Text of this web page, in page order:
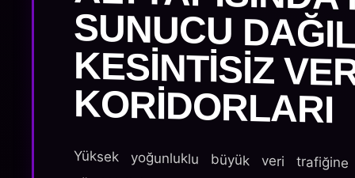
KORIDORLARI
Yüksek yoğunluklu büyük veri
sürekliliğini mutlak bir standarda
bütünlüğünü doğru puanlaması ve
açısından temel bir parametredir.
asenkron bulut sunucu düğümleri
mekanizmaları, gelen kullanıcı taleplerini
analiz ederek en optimize veri
dinamik yük kalibrasyonu, en yüksek